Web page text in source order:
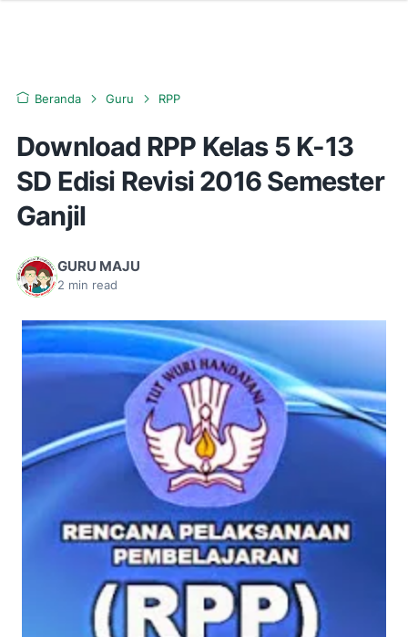
Beranda Guru RPP
Download RPP Kelas 5 K-13
SD Edisi Revisi 2016 Semester
Ganjil
GURU MAJU
2 min read